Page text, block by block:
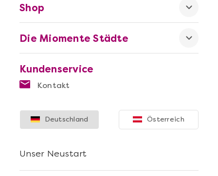
Kundenservice
Kontakt
Die Miomente Städte
Shop
Unser Neustart
Deutschland Österreich